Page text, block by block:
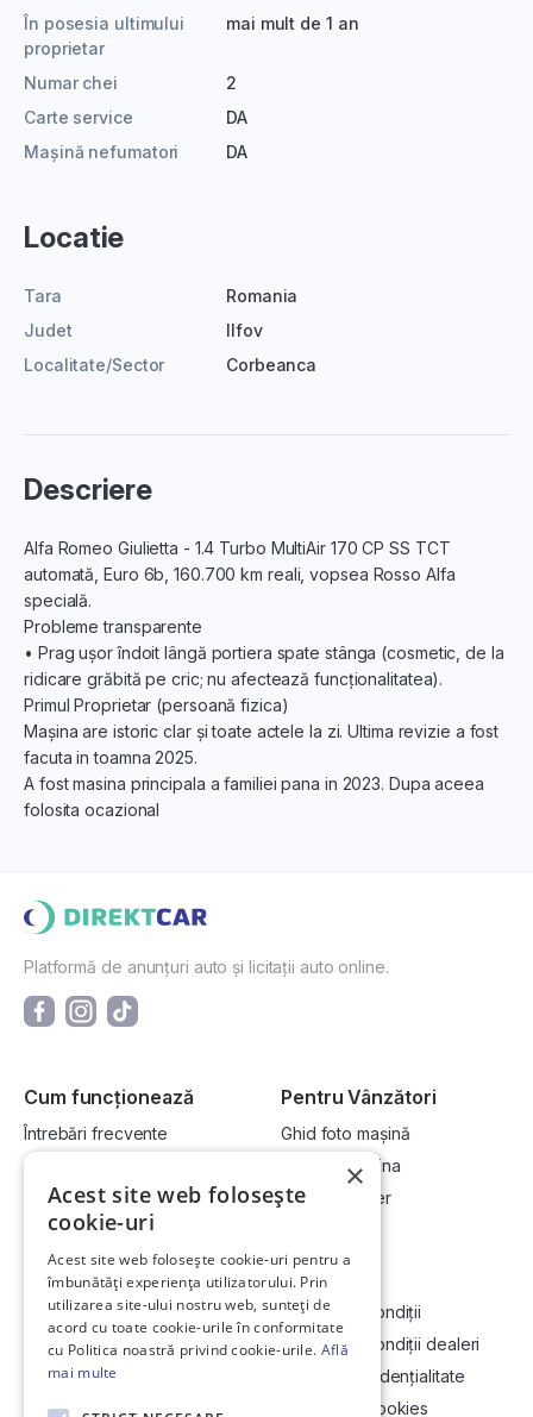
În posesia ultimului
proprietar
mai mult de 1 an
Numar chei
2
Carte service
DA
Mașină nefumatori
DA
Locatie
Tara
Romania
Judet
Ilfov
Localitate/Sector
Corbeanca
Descriere
Alfa Romeo Giulietta - 1.4 Turbo MultiAir 170 CP SS TCT
automată, Euro 6b, 160.700 km reali, vopsea Rosso Alfa
specială.
Probleme transparente
• Prag ușor îndoit lângă portiera spate stânga (cosmetic, de la
ridicare grăbită pe cric; nu afectează funcționalitatea).
Primul Proprietar (persoană fizica)
Mașina are istoric clar și toate actele la zi. Ultima revizie a fost
facuta in toamna 2025.
A fost masina principala a familiei pana in 2023. Dupa aceea
folosita ocazional
Platformă de anunțuri auto și licitații auto online.
Cum funcționează
Întrebări frecvente
Cum vând la licitație?
Pentru Vânzători
Ghid foto mașină
Vinde-ți mașina
Devino dealer
Link-uri utile
Informații utile vizionare
Contact
Soluționarea Online a litigiilor
ANCP
Compania
Termeni și condiții
Termeni și condiții dealeri
Politică confidențialitate
Politica de cookies
×
Acest site web folosește
cookie-uri
Acest site web folosește cookie-uri pentru a
îmbunătăți experiența utilizatorului. Prin
utilizarea site-ului nostru web, sunteți de
acord cu toate cookie-urile în conformitate
cu Politica noastră privind cookie-urile. Află
mai multe